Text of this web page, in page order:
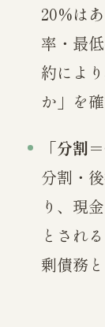
20%は
率・最
約によ
か」を
「分割
分割・
り、現
とされ
剰債務